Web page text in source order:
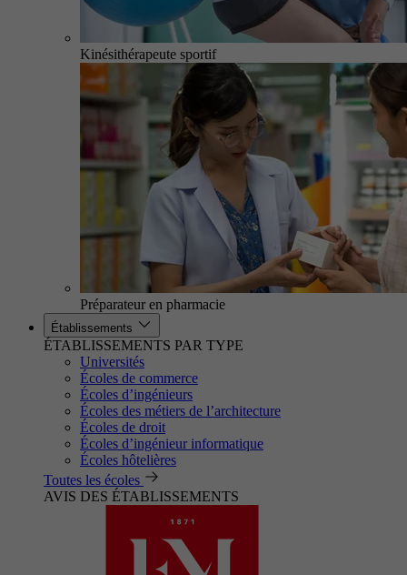
Kinésithérapeute sportif
Préparateur en pharmacie
Établissements
ÉTABLISSEMENTS PAR TYPE
Universités
Écoles de commerce
Écoles d’ingénieurs
Écoles des métiers de l’architecture
Écoles de droit
Écoles d’ingénieur informatique
Écoles hôtelières
Toutes les écoles
AVIS DES ÉTABLISSEMENTS